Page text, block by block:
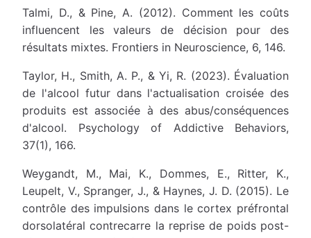
Talmi, D., & Pine, A. (2012). Comment les coûts
influencent les valeurs de décision pour des
résultats mixtes. Frontiers in Neuroscience, 6, 146.
Taylor, H., Smith, A. P., & Yi, R. (2023). Évaluation
de l'alcool futur dans l'actualisation croisée des
produits est associée à des abus/conséquences
d'alcool. Psychology of Addictive Behaviors,
37(1), 166.
Weygandt, M., Mai, K., Dommes, E., Ritter, K.,
Leupelt, V., Spranger, J., & Haynes, J. D. (2015). Le
contrôle des impulsions dans le cortex préfrontal
dorsolatéral contrecarre la reprise de poids post-